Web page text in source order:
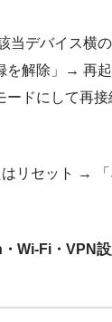
デバイス横の
を解除」→ 再
ードにして再接
リセット → 「
Wi-Fi・VPN設